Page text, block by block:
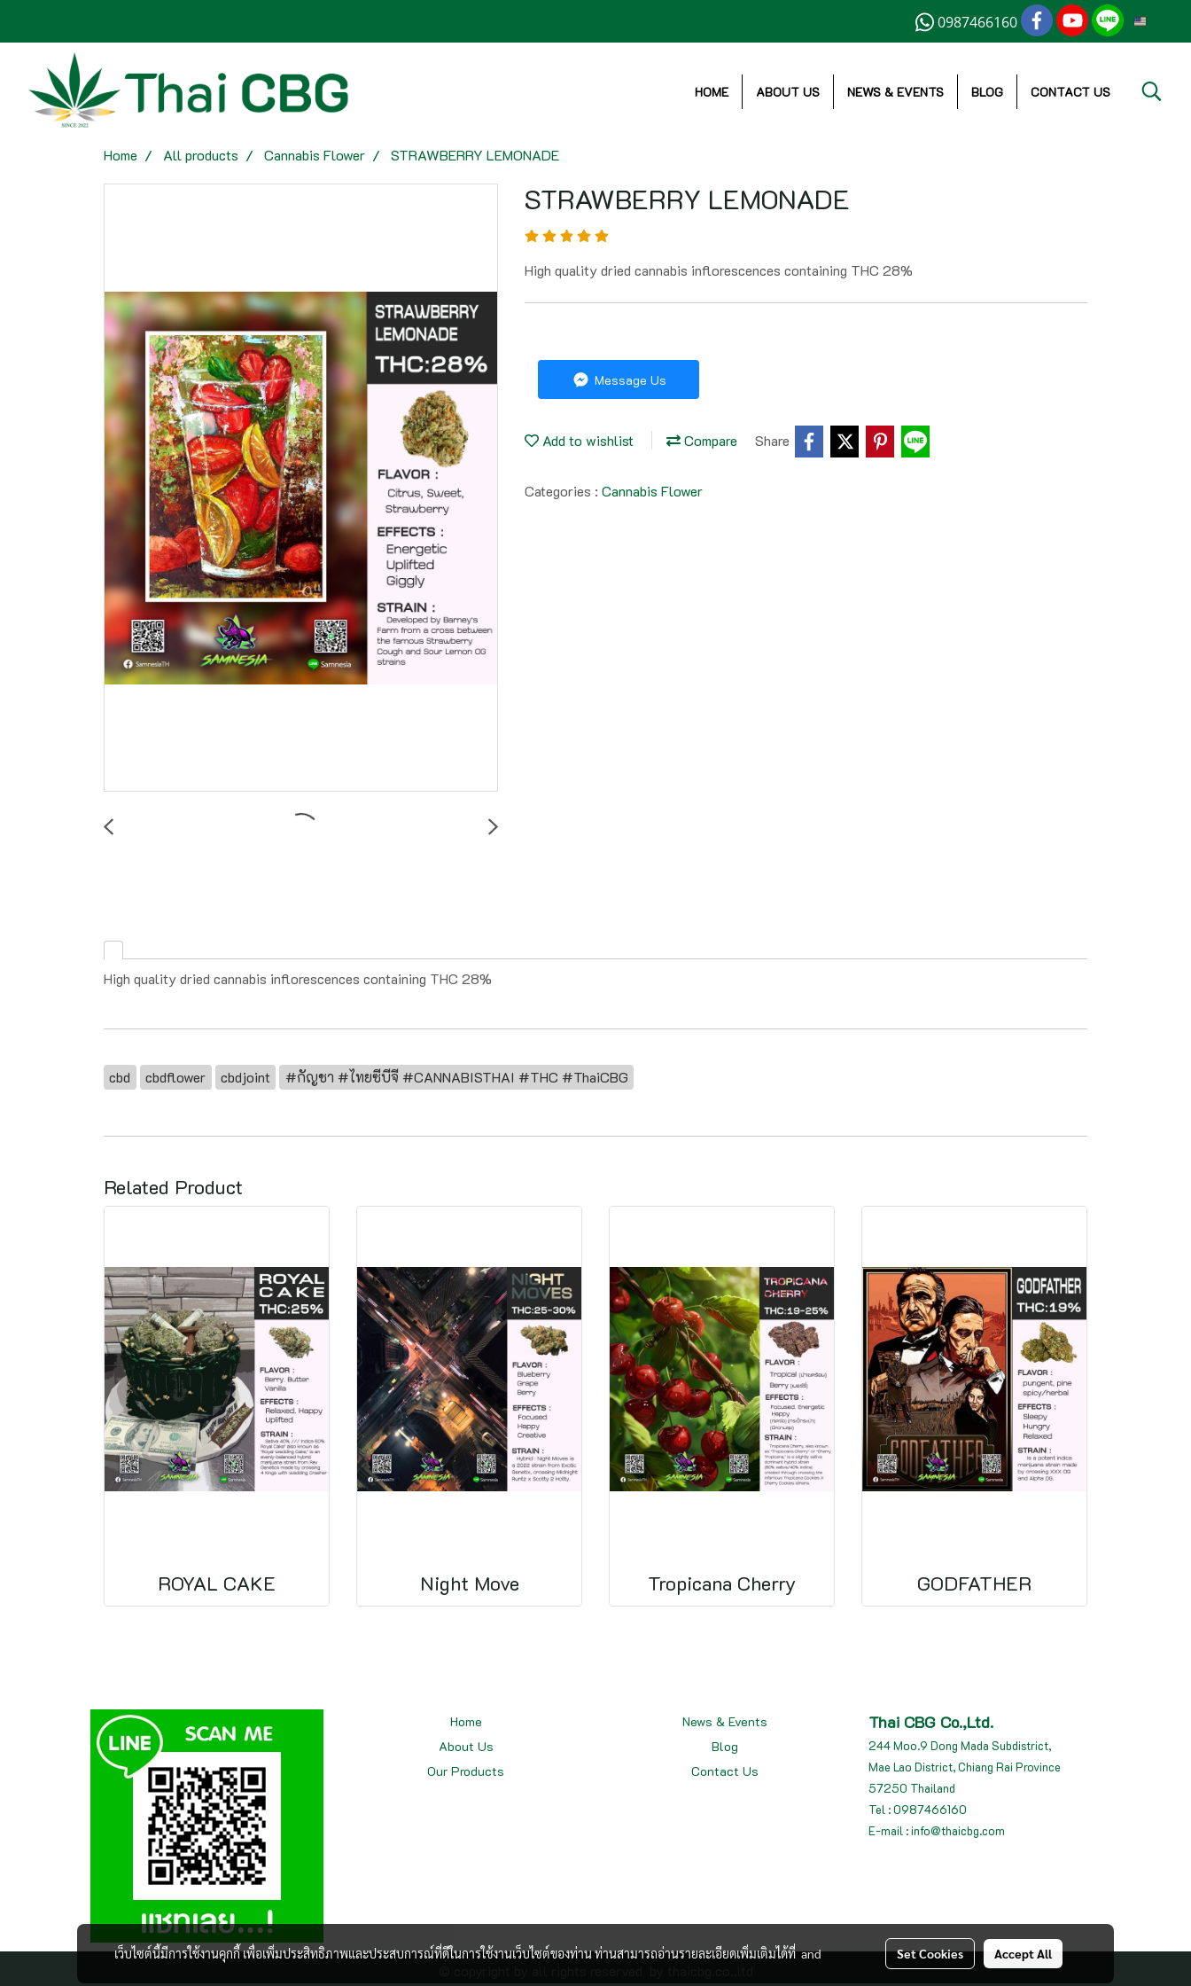
0987466160
HOME ABOUT US NEWS & EVENTS BLOG CONTACT US
Home All products Cannabis Flower STRAWBERRY LEMONADE
STRAWBERRY LEMONADE
High quality dried cannabis inflorescences containing THC 28%
Message Us
Add to wishlist Compare Share
Categories : Cannabis Flower
High quality dried cannabis inflorescences containing THC 28%
cbd cbdflower cbdjoint #กัญชา #ไทยซีบีจี #CANNABISTHAI #THC #ThaiCBG
Related Product
ROYAL CAKE Night Move Tropicana Cherry GODFATHER
Home
About Us
OurProducts
News & Events
Blog
Contact Us
Thai CBG Co.,Ltd.
244 Moo.9 Dong Mada Subdistrict,
Mae Lao District, Chiang Rai Province
57250 Thailand
Tel : 0987466160
E-mail : info@thaicbg.com
เว็บไซต์นี้มีการใช้งานคุกกี้ เพื่อเพิ่มประสิทธิภาพและประสบการณ์ที่ดีในการใช้งานเว็บไซต์ของท่าน ท่านสามารถอ่านรายละเอียดเพิ่มเติมได้ที่and Set Cookies Accept All